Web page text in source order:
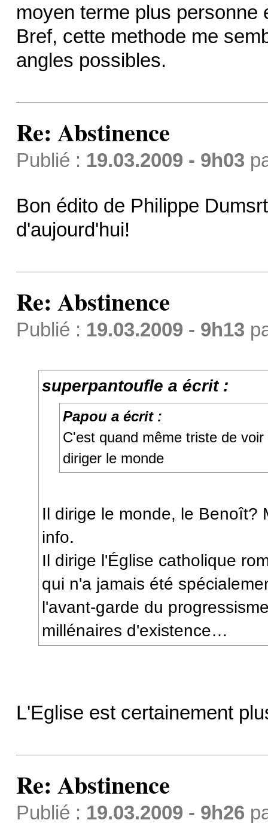
moyen terme plus
Bref, cette methode me
angles possibles.
Re: Abstinence
Publié : 19.03.2009 - 9h03
Bon édito de Philippe
d'aujourd'hui!
Re: Abstinence
Publié : 19.03.2009 - 9h13
superpantoufle a écrit :
Papou a écrit :
C'est quand même triste de
diriger le monde
Il dirige le monde, le Benoît?
info.
Il dirige l'Église catholique
qui n'a jamais été
l'avant-garde du
millénaires d'existence…
L'Eglise est certainement
Re: Abstinence
Publié : 19.03.2009 - 9h26